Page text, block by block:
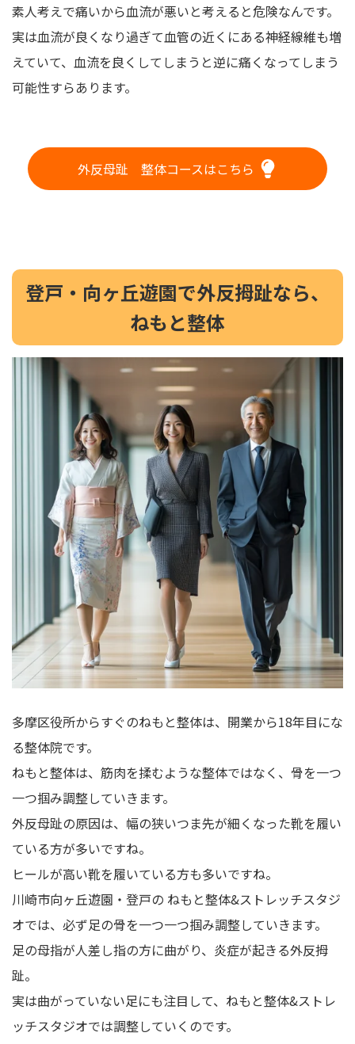
素人考えで痛いから血流が悪いと考えると危険なんです。
実は血流が良くなり過ぎて血管の近くにある神経線維も増
えていて、血流を良くしてしまうと逆に痛くなってしまう
可能性すらあります。
外反母趾 整体コースはこちら
登戸・向ヶ丘遊園で外反拇趾なら、
ねもと整体
多摩区役所からすぐのねもと整体は、開業から18年目にな
る整体院です。
ねもと整体は、筋肉を揉むような整体ではなく、骨を一つ
一つ掴み調整していきます。
外反母趾の原因は、幅の狭いつま先が細くなった靴を履い
ている方が多いですね。
ヒールが高い靴を履いている方も多いですね。
川崎市向ヶ丘遊園・登戸の ねもと整体&ストレッチスタジ
オでは、必ず足の骨を一つ一つ掴み調整していきます。
足の母指が人差し指の方に曲がり、炎症が起きる外反拇
趾。
実は曲がっていない足にも注目して、 ねもと整体&ストレ
ッチスタジオでは調整していくのです。